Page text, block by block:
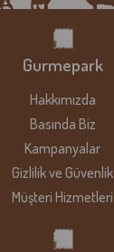
Gurmepark
Hakkımızda
Basında Biz
Kampanyalar
Gizlilik ve Güvenlik
Müşteri Hizmetleri